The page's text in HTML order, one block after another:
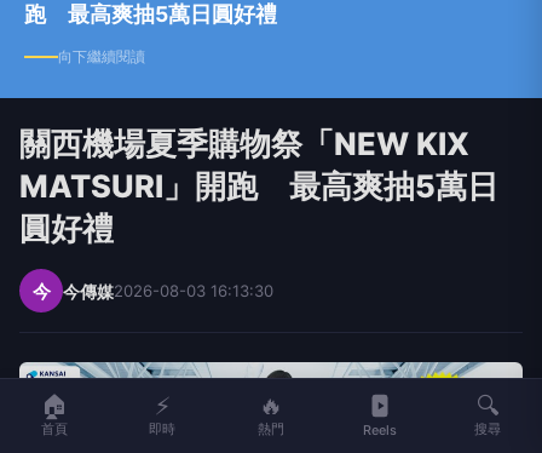
跑 最高爽抽5萬日圓好禮
向下繼續閱讀
關西機場夏季購物祭「NEW KIX
MATSURI」開跑 最高爽抽5萬日
圓好禮
今 今傳媒2026-08-03 16:13:30
🏠
首頁
⚡
即時
🔥
熱門 Reels
🔍
搜尋